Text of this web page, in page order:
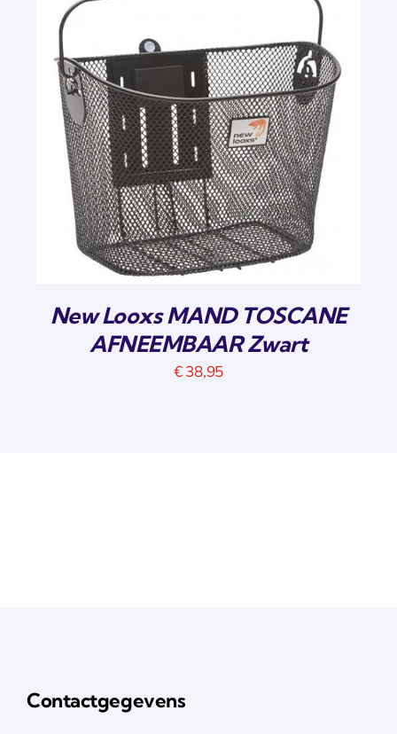
New Looxs MAND TOSCANE
AFNEEMBAAR Zwart
€38,95
Contactgegevens